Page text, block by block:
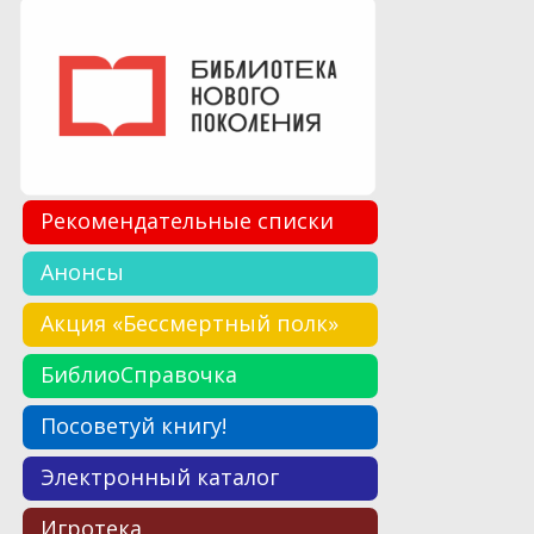
Рекомендательные списки
Анонсы
Акция «Бессмертный полк»
БиблиоСправочка
Посоветуй книгу!
Электронный каталог
Игротека